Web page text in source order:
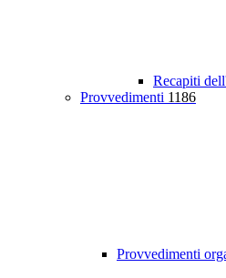
Recapiti
Provvedimenti 1186
Provvedimenti